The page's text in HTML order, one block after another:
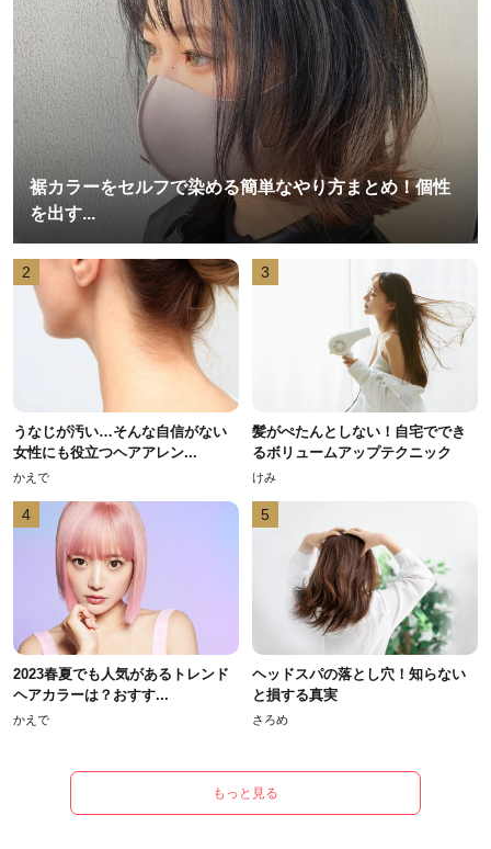
裾カラーをセルフで染める簡単なやり方まとめ！個性
を出す...
2
うなじが汚い…そんな自信がない
女性にも役立つヘアアレン...
かえで
3
髪がぺたんとしない！自宅ででき
るボリュームアップテクニック
けみ
4
2023春夏でも人気があるトレンド
ヘアカラーは？おすす...
かえで
5
ヘッドスパの落とし穴！知らない
と損する真実
さろめ
もっと見る